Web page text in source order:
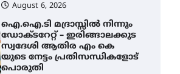
August 6, 2026
ഐ.ഐ.ടി മദ്രാസ്സിൽ നിന്നും
ഡോക്ടറേറ്റ് – ഇരിങ്ങാലക്കുട
സ്വദേശി ആതിര എം കെ
യുടെ നേട്ടം പ്രതിസന്ധികളോട്
പൊരുതി